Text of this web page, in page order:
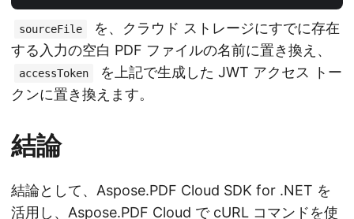
sourceFile
を、クラウド ストレージにすでに存在
する入力の空白 PDF ファイルの名前に置き換え、
accessToken
を上記で生成した JWT アクセス トー
クンに置き換えます。
結論
結論として、Aspose.PDF Cloud SDK for .NET を
活用し、Aspose.PDF Cloud で cURL コマンドを使